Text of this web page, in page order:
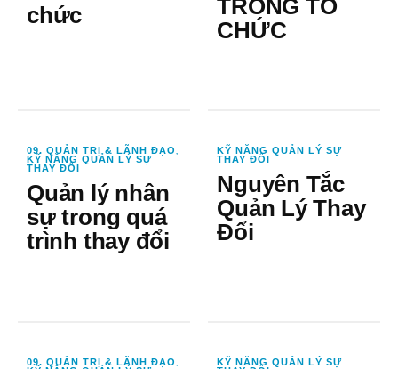
chức
TRONG TỔ
CHỨC
09. QUẢN TRỊ & LÃNH ĐẠO ,
KỸ NĂNG QUẢN LÝ SỰ
THAY ĐỔI
Quản lý nhân
sự trong quá
trình thay đổi
KỸ NĂNG QUẢN LÝ SỰ
THAY ĐỔI
Nguyên Tắc
Quản Lý Thay
Đổi
09. QUẢN TRỊ & LÃNH ĐẠO ,
KỸ NĂNG QUẢN LÝ SỰ